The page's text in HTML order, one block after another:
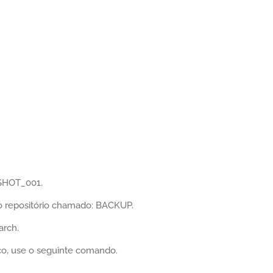
chamado: BACKUP.
use o seguinte comando.